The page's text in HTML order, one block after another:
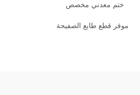
ختم معدني مخصص
موفر قطع طابع الصفيحة